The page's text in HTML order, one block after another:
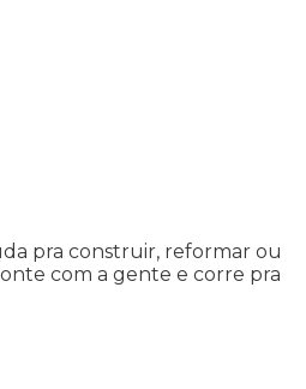
pra construir, reformar ou
com a gente e corre pra